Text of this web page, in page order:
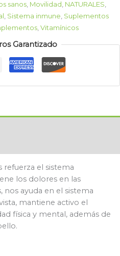
sanos Movilidad NATURALES
Sistema inmune Suplementos
Vitamínicos
Garantizado
refuerza el sistema
los dolores en las
nos ayuda en el sistema
mantiene activo el
física y mental, además de